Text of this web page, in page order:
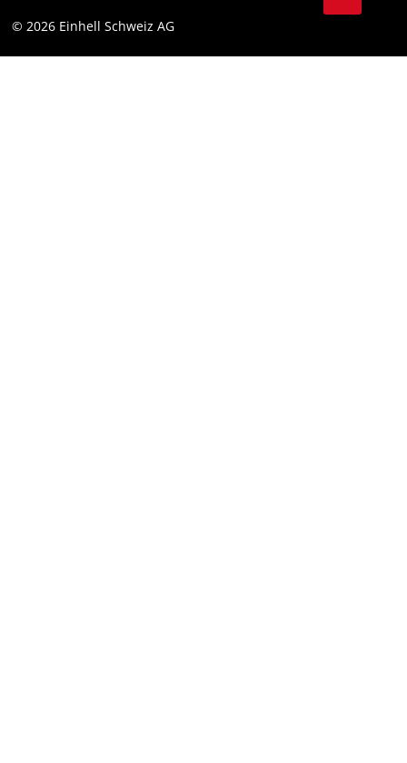
Impressum
© 2026 Einhell Schweiz AG